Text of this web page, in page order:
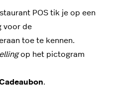
POS tik je op een
voor de
toe te kennen.
op het pictogram
.